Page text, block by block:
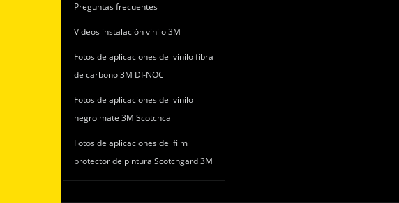
Preguntas frecuentes
Videos instalación vinilo 3M
Fotos de aplicaciones del vinilo fibra
de carbono 3M DI-NOC
Fotos de aplicaciones del vinilo
negro mate 3M Scotchcal
Fotos de aplicaciones del film
protector de pintura Scotchgard 3M